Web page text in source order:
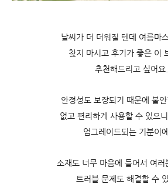
날씨가 더 더워질 텐데 여름마
찾지 마시고 후기가 좋은 이
추천해드리고 싶어요.
안정성도 보장되기 때문에 불
없고 편리하게 사용할 수 있으
업그레이드되는 기분이에
소재도 너무 마음에 들어서 여러
트러블 문제도 해결할 수